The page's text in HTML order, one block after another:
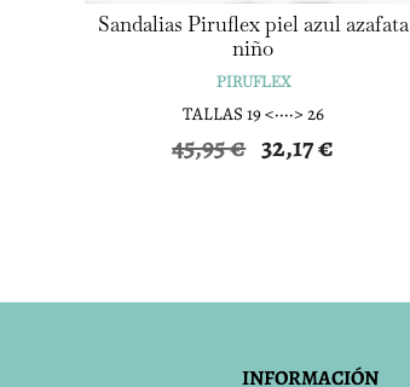
Sandalias Piruflex piel azul azafata
niño
PIRUFLEX
TALLAS 19 <····> 26
45,95€
El
precio
32,17€
INFORMACIÓN